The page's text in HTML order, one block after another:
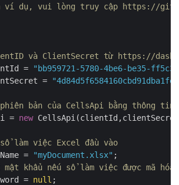
dụ, vui lòng truy cập https://
và ClientSecret từ https://
=
"bb959721-5780-4be6-be35-
=
bản của CellsApi bằng thông tin
=
new
làm việc Excel đầu vào
= "myDocument.xlsx" ;
khẩu nếu sổ làm việc được mã hóa
= null ;